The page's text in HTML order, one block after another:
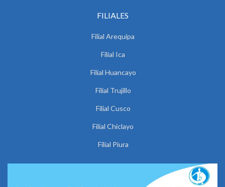
FILIALES
Filial Arequipa
Filial Ica
Filial Huancayo
Filial Trujillo
Filial Cusco
Filial Chiclayo
Filial Piura